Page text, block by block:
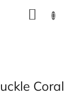
Coral